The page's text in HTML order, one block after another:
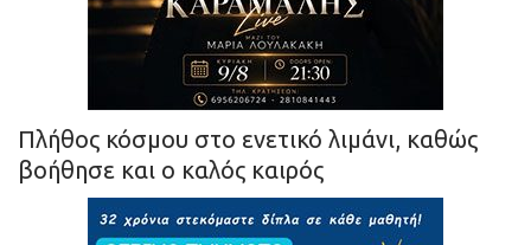
Πλήθος κόσμου στο ενετικό λιμάνι, καθώς
βοήθησε και ο καλός καιρός